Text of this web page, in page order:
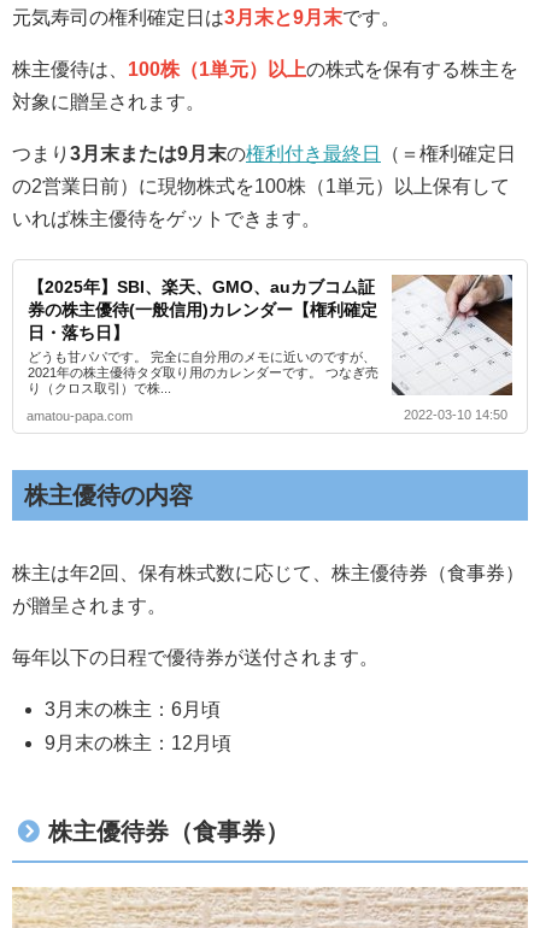
元気寿司の権利確定日は3月末と9月末です。
株主優待は、 100株（1単元）以上の株式を保有する株主を
対象に贈呈されます。
つまり 3月末または9月末の権利付き最終日
（＝権利確定日
の2営業日前）に現物株式を100株（1単元）以上保有して
いれば株主優待をゲットできます。
【2025年】SBI、楽天、GMO、auカブコム証
券の株主優待(一般信用)カレンダー【権利確定
日・落ち日】
どうも甘パパです。 完全に自分用のメモに近いのですが、
2021年の株主優待タダ取り用のカレンダーです。 つなぎ売
り（クロス取引）で株...
amatou-papa.com
2022-03-10 14:50
株主優待の内容
株主は年2回、保有株式数に応じて、株主優待券（食事券）
が贈呈されます。
毎年以下の日程で優待券が送付されます。
3月末の株主：6月頃
9月末の株主：12月頃
株主優待券（食事券）